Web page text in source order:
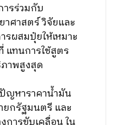
รร่วมกับ
ศาสตร์ วิจัยและ
รผสมปุ๋ยให้เหมาะ
ทนการใช้สูตร
ภาพสูงสุด
ปัญหาราคาน้ำมัน
ยกรัฐมนตรี และ